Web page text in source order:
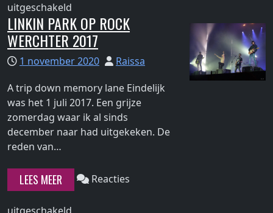
2010"
uitgeschakeld
Dead
By
Sunrise
in
Melkweg
21
februari
2010
LINKIN PARK OP ROCK
WERCHTER 2017
1 november 2020
Raissa
A trip down memory lane Eindelijk
was het 1 juli 2017. Een grijze
zomerdag waar ik al sinds
december naar had uitgekeken. De
reden van…
"Linkin
Park
op
LEES MEER Reacties